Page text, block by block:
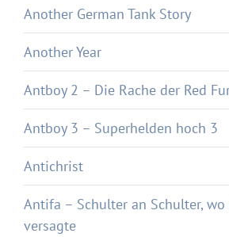
Another German Tank Story
Another Year
Antboy 2 – Die Rache der Red
Antboy 3 – Superhelden hoch 3
Antichrist
Antifa – Schulter an Schulter, wo
versagte